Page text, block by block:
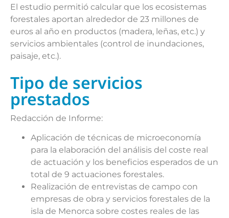
El estudio permitió calcular que los ecosistemas
forestales aportan alrededor de 23 millones de
euros al año en productos (madera, leñas, etc.) y
servicios ambientales (control de inundaciones,
paisaje, etc.).
Tipo de servicios
prestados
Redacción de Informe:
Aplicación de técnicas de microeconomía
para la elaboración del análisis del coste real
de actuación y los beneficios esperados de un
total de 9 actuaciones forestales.
Realización de entrevistas de campo con
empresas de obra y servicios forestales de la
isla de Menorca sobre costes reales de las